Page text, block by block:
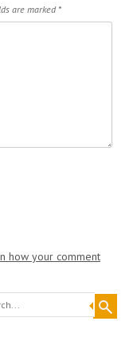
are marked *
how your comment